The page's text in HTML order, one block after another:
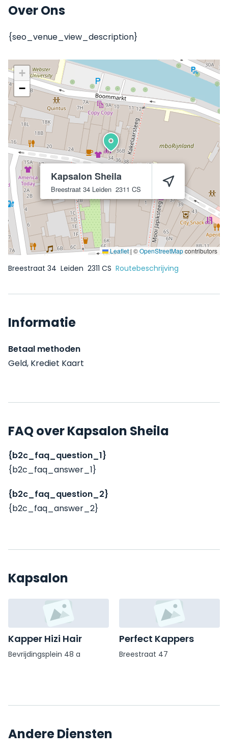
Over Ons
{seo_venue_view_description}
Kapsalon Sheila
Breestraat 34 Leiden 2311 CS
+
−
Leaflet| ©OpenStreetMapcontributors
Breestraat 34 Leiden 2311 CS Routebeschrijving
Informatie
Betaal methoden
Geld, Krediet Kaart
FAQ over Kapsalon Sheila
{b2c_faq_question_1}
{b2c_faq_answer_1}
{b2c_faq_question_2}
{b2c_faq_answer_2}
Kapsalon
Kapper Hizi Hair
Bevrijdingsplein 48 a
Perfect Kappers
Breestraat 47
Andere Diensten